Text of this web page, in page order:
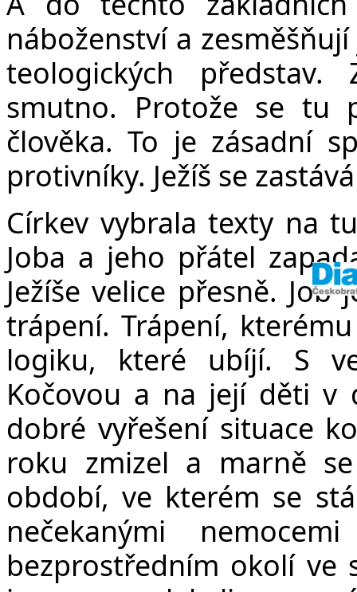
náboženství a
teologických
smutno. Protože se tu
člověka. To je zásadní
protivníky. Ježíš se
Církev vybrala texty na
Joba a jeho přátel
Ježíše velice přesně.
trápení. Trápení,
logiku, které ubíjí. S
Kočovou a na její děti v
dobré vyřešení situace
roku zmizel a marně
období, ve kterém se
nečekanými
bezprostředním okolí ve